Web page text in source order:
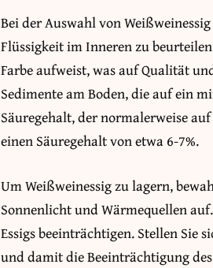
Bei der Auswahl von
Flüssigkeit im Inneren zu
Farbe aufweist, was auf Qualität
Sedimente am Boden, die auf ein
Säuregehalt, der normalerweise
einen Säuregehalt von etwa 6-7%.
Um Weißweinessig zu lagern,
Sonnenlicht und Wärmequellen
Essigs beeinträchtigen. Stellen Sie
und damit die Beeinträchtigung